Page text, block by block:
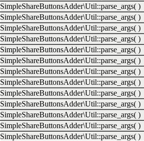
SimpleShareButtonsAdder\Util::parse_args( )
SimpleShareButtonsAdder\Util::parse_args( )
SimpleShareButtonsAdder\Util::parse_args( )
SimpleShareButtonsAdder\Util::parse_args( )
SimpleShareButtonsAdder\Util::parse_args( )
SimpleShareButtonsAdder\Util::parse_args( )
SimpleShareButtonsAdder\Util::parse_args( )
SimpleShareButtonsAdder\Util::parse_args( )
SimpleShareButtonsAdder\Util::parse_args( )
SimpleShareButtonsAdder\Util::parse_args( )
SimpleShareButtonsAdder\Util::parse_args( )
SimpleShareButtonsAdder\Util::parse_args( )
SimpleShareButtonsAdder\Util::parse_args( )